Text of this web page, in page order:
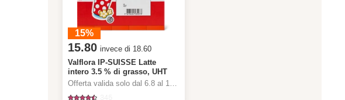
15%
15.80 invece di 18.60
Valflora IP-SUISSE Latte
intero 3.5 % di grasso, UHT